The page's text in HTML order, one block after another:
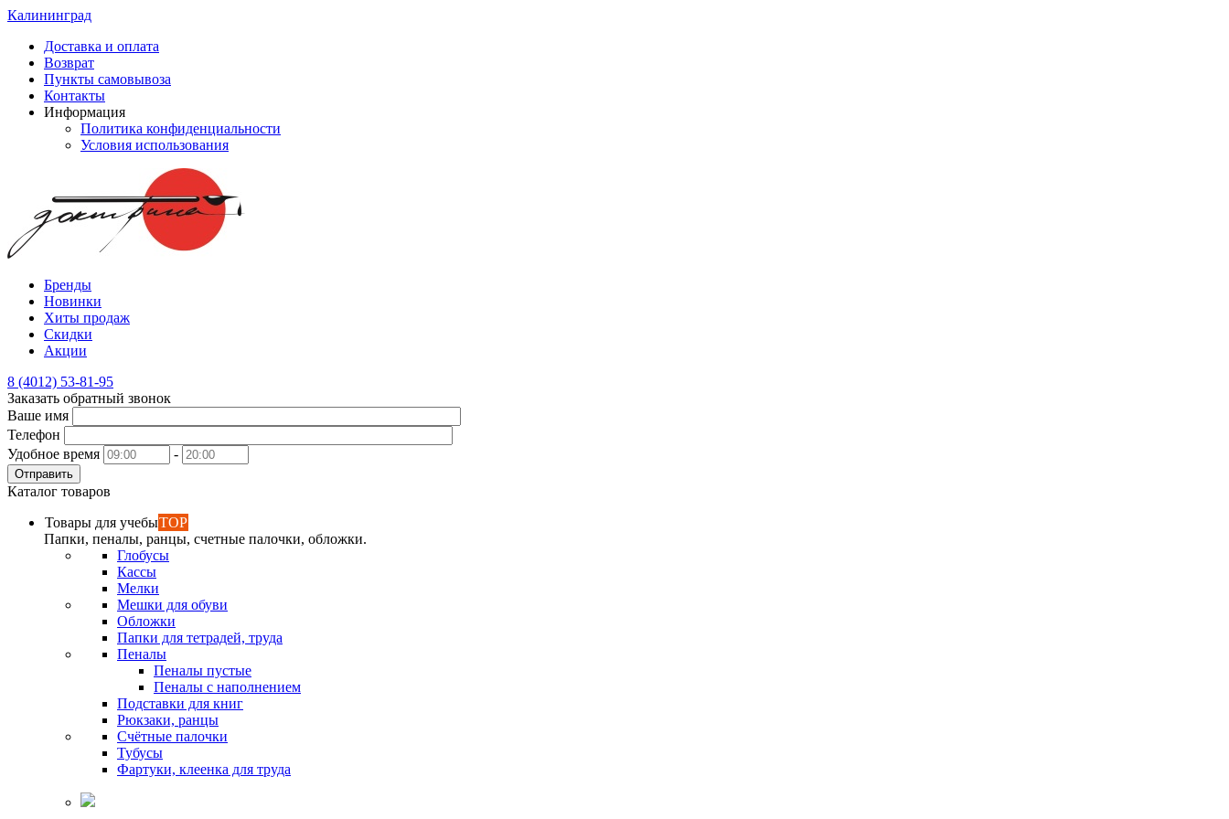
Калининград
Доставка и оплата
Возврат
Пункты самовывоза
Контакты
Информация
Политика конфиденциальности
Условия использования
Бренды
Новинки
Хиты продаж
Скидки
Акции
8 (4012) 53-81-95
Заказать обратный звонок
Ваше имя
Телефон
Удобное время
-
Отправить
Каталог товаров
Товары для учебыTOP
Папки, пеналы, ранцы, счетные палочки, обложки.
Глобусы
Кассы
Мелки
Мешки для обуви
Обложки
Папки для тетрадей, труда
Пеналы
Пеналы пустые
Пеналы с наполнением
Подставки для книг
Рюкзаки, ранцы
Счётные палочки
Тубусы
Фартуки, клеенка для труда